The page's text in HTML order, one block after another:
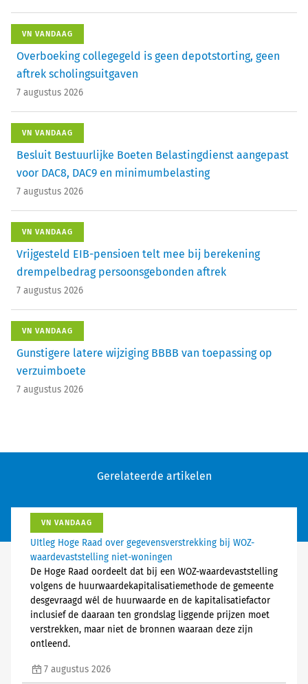
VN VANDAAG
Overboeking collegegeld is geen depotstorting, geen
aftrek scholingsuitgaven
7 augustus 2026
VN VANDAAG
Besluit Bestuurlijke Boeten Belastingdienst aangepast
voor DAC8, DAC9 en minimumbelasting
7 augustus 2026
VN VANDAAG
Vrijgesteld EIB-pensioen telt mee bij berekening
drempelbedrag persoonsgebonden aftrek
7 augustus 2026
VN VANDAAG
Gunstigere latere wijziging BBBB van toepassing op
verzuimboete
7 augustus 2026
Gerelateerde artikelen
VN VANDAAG
UItleg Hoge Raad over gegevensverstrekking bij WOZ-
waardevaststelling niet-woningen
De Hoge Raad oordeelt dat bij een WOZ-waardevaststelling
volgens de huurwaardekapitalisatiemethode de gemeente
desgevraagd wél de huurwaarde en de kapitalisatiefactor
inclusief de daaraan ten grondslag liggende prijzen moet
verstrekken, maar niet de bronnen waaraan deze zijn
ontleend.
7 augustus 2026